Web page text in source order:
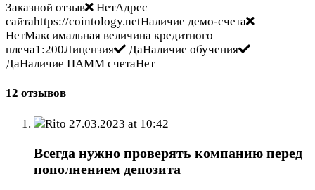
Заказной отзыв
НетАдрес
сайтаhttps://cointology.netНаличие демо-счета
НетМаксимальная величина кредитного
плеча1:200Лицензия
ДаНаличие обучения
ДаНаличие ПАММ счетаНет
12 отзывов
Rito 27.03.2023 at 10:42
Всегда нужно проверять компанию перед
пополнением депозита